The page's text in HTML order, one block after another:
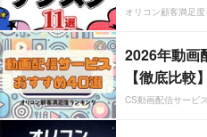
オリコン顧客満足
2026年動画
【徹底比較】
CS動画配信サービ